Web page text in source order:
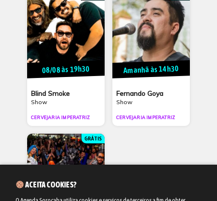
08/08 às 19h30
Blind Smoke
Show
CERVEJARIA IMPERATRIZ
Amanhã às 14h30
Fernando Goya
Show
CERVEJARIA IMPERATRIZ
GRÁTIS
ACEITA COOKIES?